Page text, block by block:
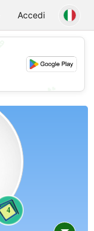
Accedi
4